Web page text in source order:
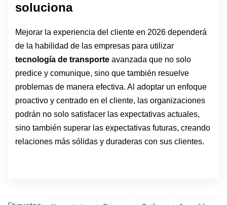
soluciona
Mejorar la experiencia del cliente en 2026 dependerá
de la habilidad de las empresas para utilizar
tecnología de transporte avanzada que no solo
predice y comunique, sino que también resuelve
problemas de manera efectiva. Al adoptar un enfoque
proactivo y centrado en el cliente, las organizaciones
podrán no solo satisfacer las expectativas actuales,
sino también superar las expectativas futuras, creando
relaciones más sólidas y duraderas con sus clientes.